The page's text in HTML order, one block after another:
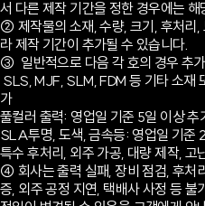
서 다른 제작 기간을 정한 경우에는
② 제작물의 소재, 수량, 크기, 후처리,
라 제작 기간이 추가될 수 있습니다.
③ 일반적으로 다음 각 호의 경우 추
SLS, MJF, SLM, FDM 등 기타 소재
가
풀컬러 출력: 영업일 기준 5일 이상 추
SLA투명, 도색, 금속등: 영업일 기준
특수 후처리, 외주 가공, 대량 제작, 고
④ 회사는 출력 실패, 장비 점검, 후처
증, 외주 공정 지연, 택배사 사정 등 불